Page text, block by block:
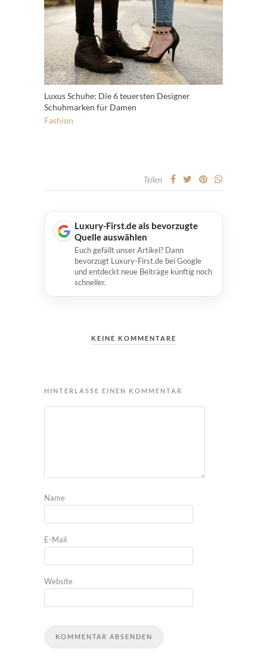
Luxus Schuhe: Die 6 teuersten Designer
Schuhmarken für Damen
Fashion
Teilen
Luxury-First.de als bevorzugte
Quelle auswählen
Euch gefällt unser Artikel? Dann
bevorzugt Luxury-First.de bei Google
und entdeckt neue Beiträge künftig noch
schneller.
KEINE KOMMENTARE
HINTERLASSE EINEN KOMMENTAR
Name
E-Mail
Website